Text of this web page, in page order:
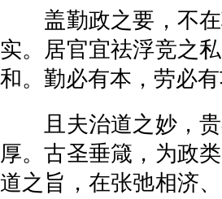
盖勤政之要，不在
实。居官宜祛浮竞之
和。勤必有本，劳必
且夫治道之妙，贵
厚。古圣垂箴，为政
道之旨，在张弛相济